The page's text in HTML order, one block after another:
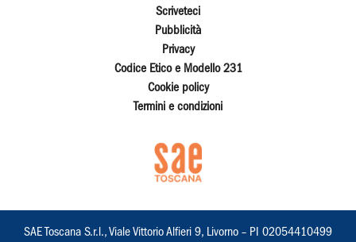
Scriveteci
Pubblicità
Privacy
Codice Etico e Modello 231
Cookie policy
Termini e condizioni
SAE Toscana S.r.l., Viale Vittorio Alfieri 9, Livorno – PI 02054410499